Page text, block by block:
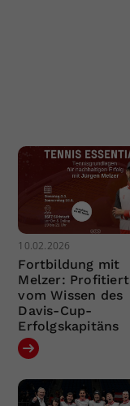
10.02.2026
Fortbildung mit
Melzer: Profitiert
vom Wissen des
Davis-Cup-
Erfolgskapitäns